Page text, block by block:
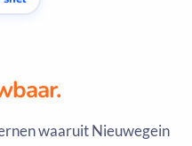
waaruit Nieuwegein